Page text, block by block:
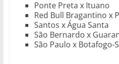
Ponte Preta x Ituano
Red Bull Bragantino x
Santos x Água Santa
São Bernardo x
São Paulo x Botafogo-